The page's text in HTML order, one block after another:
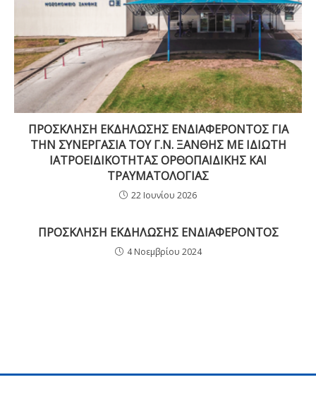
ΠΡΟΣΚΛΗΣΗ ΕΚΔΗΛΩΣΗΣ ΕΝΔΙΑΦΕΡΟΝΤΟΣ ΓΙΑ
ΤΗΝ ΣΥΝΕΡΓΑΣΙΑ ΤΟΥ Γ.Ν. ΞΑΝΘΗΣ ΜΕ ΙΔΙΩΤΗ
ΙΑΤΡΟΕΙΔΙΚΟΤΗΤΑΣ ΟΡΘΟΠΑΙΔΙΚΗΣ ΚΑΙ
ΤΡΑΥΜΑΤΟΛΟΓΙΑΣ
22 Ιουνίου 2026
ΠΡΟΣΚΛΗΣΗ ΕΚΔΗΛΩΣΗΣ ΕΝΔΙΑΦΕΡΟΝΤΟΣ
4 Νοεμβρίου 2024